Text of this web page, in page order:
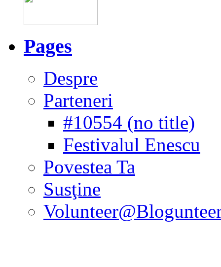
Pages
Despre
Parteneri
#10554 (no title)
Festivalul Enescu
Povestea Ta
Susţine